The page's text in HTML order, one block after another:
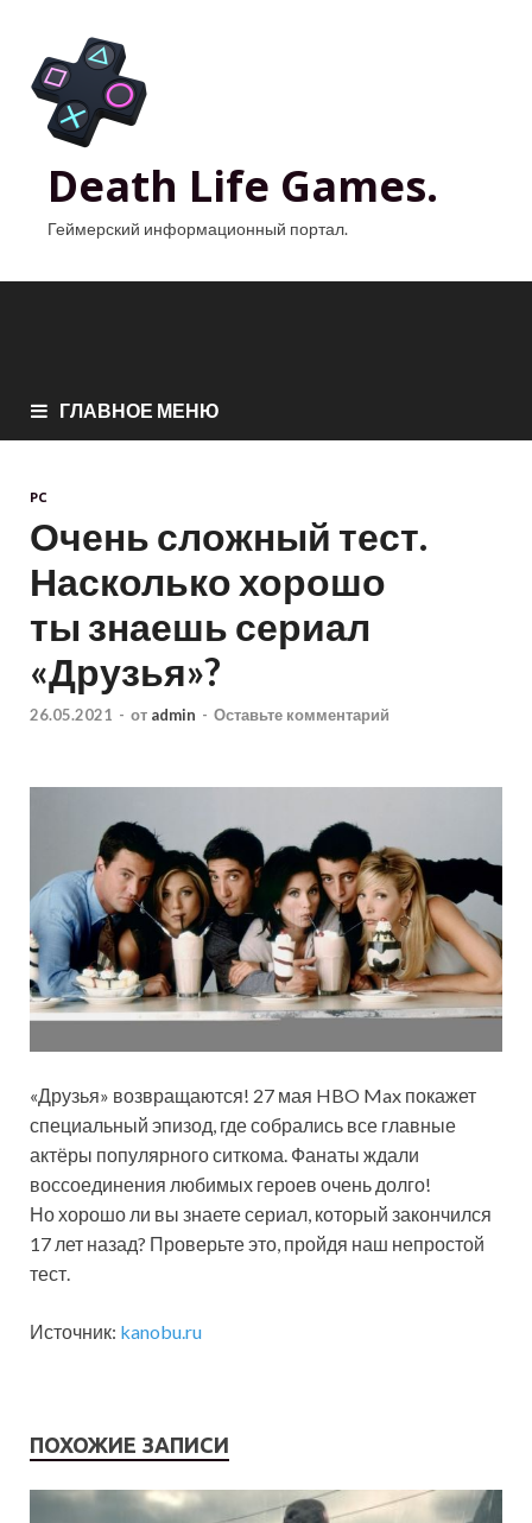
Death Life Games.
Геймерский информационный портал.
ГЛАВНОЕ МЕНЮ
PC
Очень сложный тест.
Насколько хорошо
ты знаешь сериал
«Друзья»?
26.05.2021 - от admin - Оставьте комментарий
«Друзья» возвращаются! 27 мая HBO Max покажет
специальный эпизод, где собрались все главные
актёры популярного ситкома. Фанаты ждали
воссоединения любимых героев очень долго!
Но хорошо ли вы знаете сериал, который закончился
17 лет назад? Проверьте это, пройдя наш непростой
тест.
Источник: kanobu.ru
ПОХОЖИЕ ЗАПИСИ